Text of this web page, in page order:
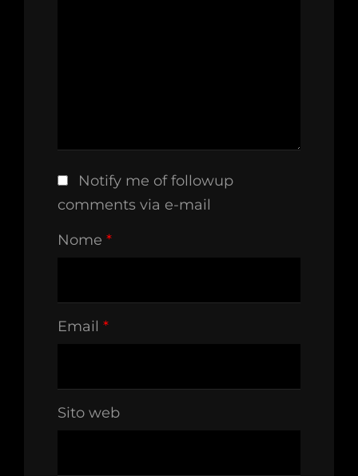
Notify me of followup
comments via e-mail
Nome *
Email *
Sito web